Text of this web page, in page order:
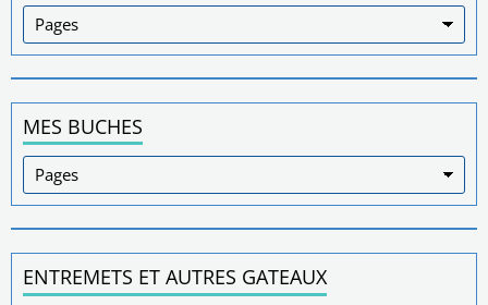
MES BUCHES
ENTREMETS ET AUTRES GATEAUX